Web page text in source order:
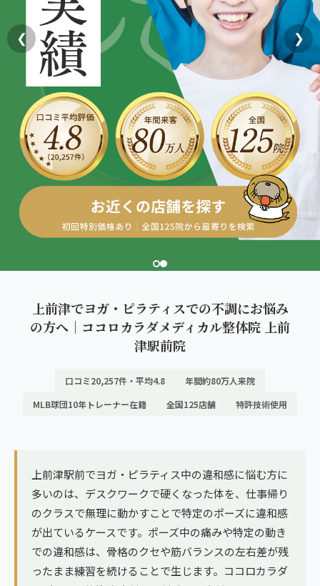
四十肩・五十肩
膝痛・関節痛
股関節の痛み
産後の不調・体型の崩れ
骨盤の傾き・歪み
坐骨神経痛
ぎっくり腰
寝違え
姿勢矯正
疲労回復
ゴルフ
ヨガ・ピラティス
北海道
札幌エリア（13院）
東北
仙台エリア（4院）
関東
池袋エリア（3院）
新宿エリア（3院）
高田馬場エリア（2院）
立川エリア（2院）
広島エリア（4院）
鹿児島エリア（3院）
→ エリア一覧（全11エリア）
ABOUT US 私たちについて
こころ整体院グループについて
初めての方へ
giversメソッドGIFT
研究・論文
医師・専門家からの推薦
メディア・実績
お知らせ
ご予約はこちら
OUR CONCEPT
とらわれないカラダを。
❮ ❯
上前津でヨガ・ピラティスでの不調にお悩み
の方へ｜ココロカラダメディカル整体院 上前
津駅前院
口コミ20,257件・平均4.8
年間約80万人来院
MLB球団10年トレーナー在籍
全国125店舗 特許技術使用
上前津駅前でヨガ・ピラティス中の違和感に悩む方に
多いのは、デスクワークで硬くなった体を、仕事帰り
のクラスで無理に動かすことで特定のポーズに違和感
が出ているケースです。ポーズ中の痛みや特定の動き
での違和感は、骨格のクセや筋バランスの左右差が残
ったまま練習を続けることで生じます。ココロカラダ